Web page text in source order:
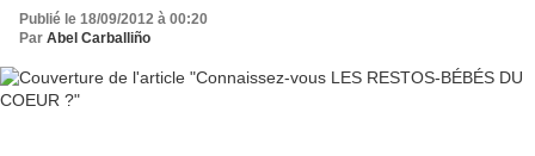
Publié le 18/09/2012 à 00:20
Par Abel Carballiño